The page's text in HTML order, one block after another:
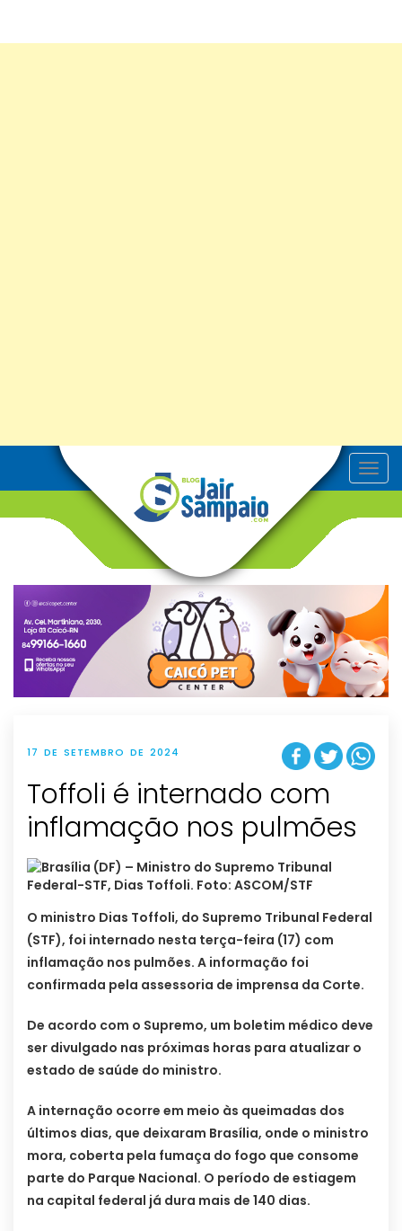
T
o
v
g
t
i
o
n
17 DE SETEMBRO DE 2024
Toffoli é internado com
inflamação nos pulmões
O ministro Dias Toffoli, do Supremo Tribunal Federal
(STF), foi internado nesta terça-feira (17) com
inflamação nos pulmões. A informação foi
confirmada pela assessoria de imprensa da Corte.
De acordo com o Supremo, um boletim médico deve
ser divulgado nas próximas horas para atualizar o
estado de saúde do ministro.
A internação ocorre em meio às queimadas dos
últimos dias, que deixaram Brasília, onde o ministro
mora, coberta pela fumaça do fogo que consome
parte do Parque Nacional. O período de estiagem
na capital federal já dura mais de 140 dias.